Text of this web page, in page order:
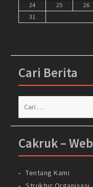
24
25 26
31
Cari Berita
Cakruk –
Tentang Kami